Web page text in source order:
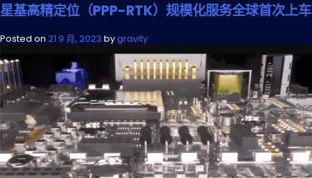
星基高精定位（PPP-RTK）规模化服务全球首次上车
Posted on 21 9 月, 2023 bygravity